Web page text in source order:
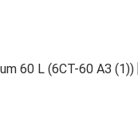
60 L (6СТ-60 АЗ (1))